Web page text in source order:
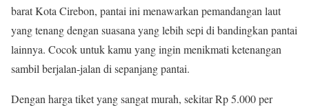
barat Kota Cirebon, pantai ini menawarkan pemandangan laut
yang tenang dengan suasana yang lebih sepi di bandingkan pantai
lainnya. Cocok untuk kamu yang ingin menikmati ketenangan
sambil berjalan-jalan di sepanjang pantai.
Dengan harga tiket yang sangat murah, sekitar Rp 5.000 per